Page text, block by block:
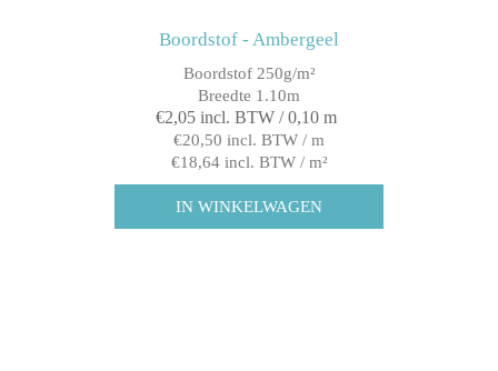
Boordstof - Ambergeel
Boordstof 250g/m²
Breedte 1.10m
€2,05 incl. BTW / 0,10 m
€20,50 incl. BTW / m
€18,64 incl. BTW / m²